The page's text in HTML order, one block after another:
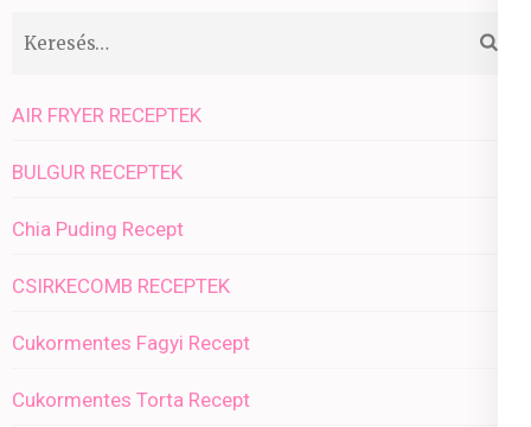
Keresés:
AIR FRYER RECEPTEK
BULGUR RECEPTEK
Chia Puding Recept
CSIRKECOMB RECEPTEK
Cukormentes Fagyi Recept
Cukormentes Torta Recept